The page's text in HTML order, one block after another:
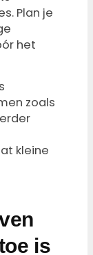
Plan je
het
zoals
kleine
is